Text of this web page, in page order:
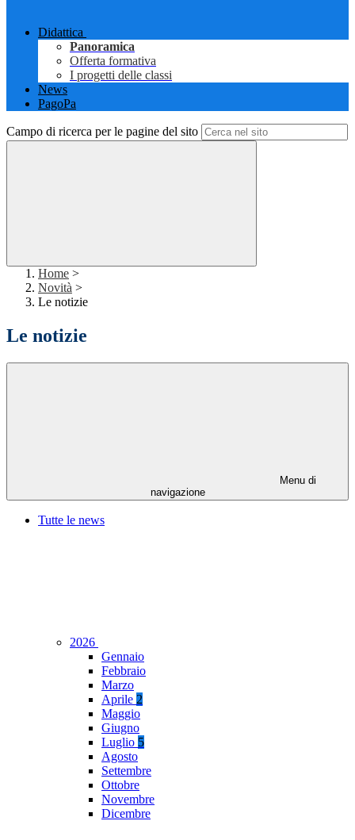
Didattica
Panoramica
Offerta formativa
I progetti delle classi
News
PagoPa
Campo di ricerca per le pagine del sito
Home >
Novità >
Le notizie
Le notizie
Menu di
navigazione
Tutte le news
2026
Gennaio
Febbraio
Marzo
Aprile 2
Maggio
Giugno
Luglio 5
Agosto
Settembre
Ottobre
Novembre
Dicembre